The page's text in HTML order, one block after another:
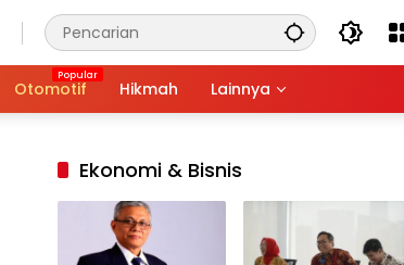
Otomotif Hikmah Lainnya
Ekonomi & Bisnis